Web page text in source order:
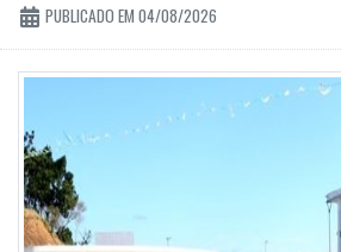
PUBLICADO EM 04/08/2026